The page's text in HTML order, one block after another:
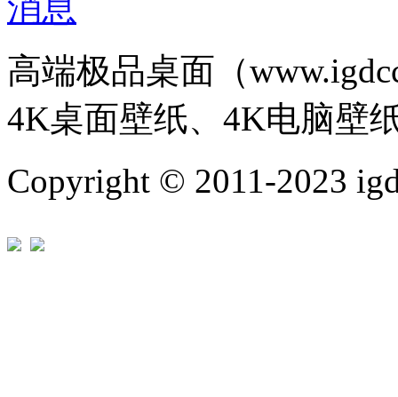
高端极品桌面（
4K桌面壁纸、4K电脑壁
Copyright © 2011-2023